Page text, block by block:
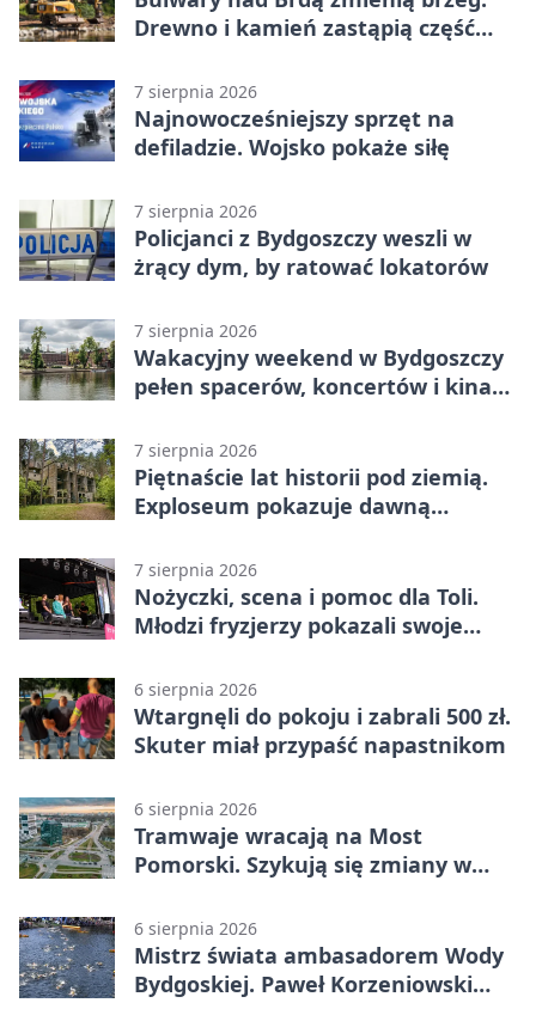
Drewno i kamień zastąpią część
7 sierpnia 2026
Najnowocześniejszy sprzęt na
defiladzie. Wojsko pokaże siłę
7 sierpnia 2026
Policjanci z Bydgoszczy weszli w
żrący dym, by ratować lokatorów
7 sierpnia 2026
Wakacyjny weekend w Bydgoszczy
pełen spacerów, koncertów i kina
7 sierpnia 2026
Piętnaście lat historii pod ziemią.
Exploseum pokazuje dawną
7 sierpnia 2026
Nożyczki, scena i pomoc dla Toli.
Młodzi fryzjerzy pokazali swoje
6 sierpnia 2026
Wtargnęli do pokoju i zabrali 500 zł.
Skuter miał przypaść napastnikom
6 sierpnia 2026
Tramwaje wracają na Most
Pomorski. Szykują się zmiany w
6 sierpnia 2026
Mistrz świata ambasadorem Wody
Bydgoskiej. Paweł Korzeniowski